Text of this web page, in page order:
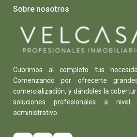
Sobre nosotros
Cubrimos al completo tus
Comenzando por ofrecerte
comercialización, y dándoles la
soluciones profesionales a
administrativo.